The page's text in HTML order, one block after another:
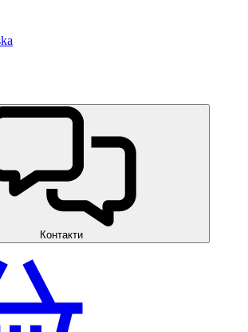
Контакти